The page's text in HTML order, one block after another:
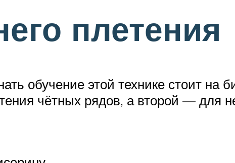
плетения
обучение этой технике стоит на
чётных рядов, а второй — для